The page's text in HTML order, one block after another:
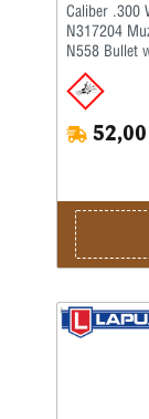
Caliber .300 Win Mag. Bullet Naturalis Product no.
N317204 Muzzle velocity 902 m/s (2959 fps) Bullet Code
N558 Bullet weight 11.0 g (170 gr) Purpose Hunting BC G1
0.354 BC G7 0.177 Twist rate 1-11'' Bullet type Lead-free
copper